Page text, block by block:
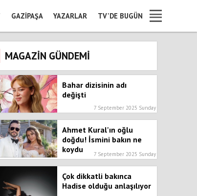
GAZIPAŞA YAZARLAR TV'DE BUGÜN
MAGAZİN GÜNDEMİ
Bahar dizisinin adı
değişti
7 September 2025 Sunday
Ahmet Kural'ın oğlu
doğdu! İsmini bakın ne
koydu
7 September 2025 Sunday
Çok dikkatli bakınca
Hadise olduğu anlaşılıyor